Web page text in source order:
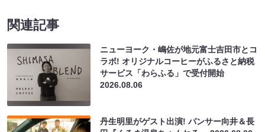
関連記事
ニューヨーク・嶋佐が地元富士吉田市とコ
ラボ! オリジナルコーヒーがふるさと納税
サービス「わらふる」で受付開始
2026.08.06
丹生明里がゲスト出演! パンサー向井＆長